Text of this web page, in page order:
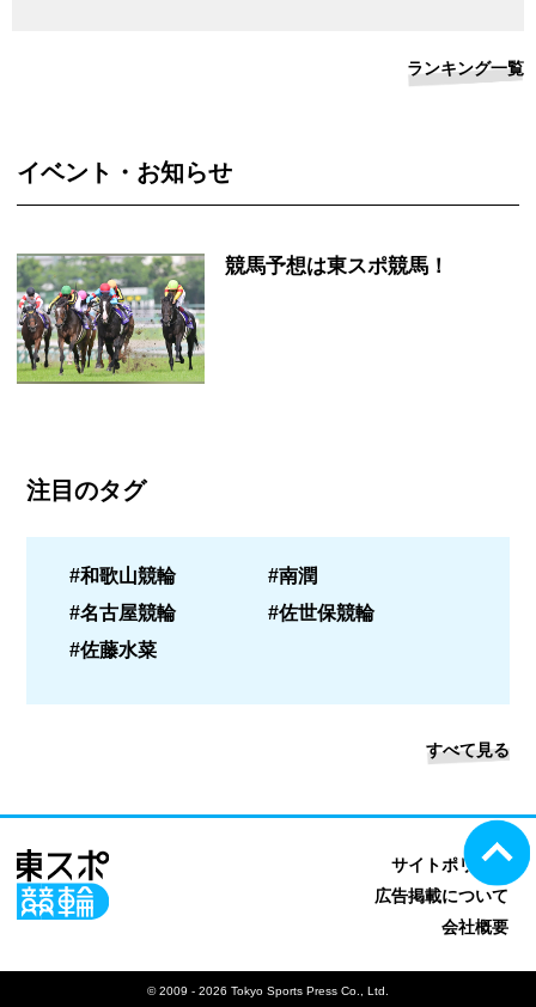
ランキング一覧
イベント・お知らせ
競馬予想は東スポ競馬！
注目のタグ
#和歌山競輪
#南潤
#名古屋競輪
#佐世保競輪
#佐藤水菜
すべて見る
サイトポリシー
広告掲載について
会社概要
© 2009 - 2026 Tokyo Sports Press Co., Ltd.